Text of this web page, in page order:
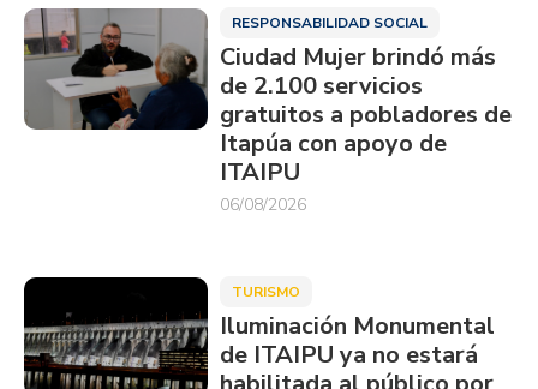
RESPONSABILIDAD SOCIAL
Ciudad Mujer brindó más
de 2.100 servicios
gratuitos a pobladores de
Itapúa con apoyo de
ITAIPU
06/08/2026
TURISMO
Iluminación Monumental
de ITAIPU ya no estará